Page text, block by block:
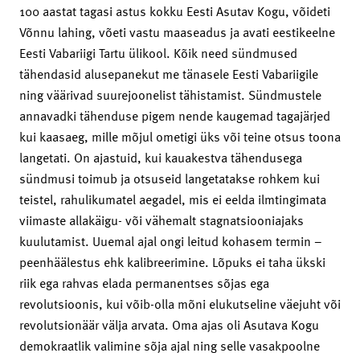
100 aastat tagasi astus kokku Eesti Asutav Kogu, võideti
Võnnu lahing, võeti vastu maaseadus ja avati eestikeelne
Eesti Vabariigi Tartu ülikool. Kõik need sündmused
tähendasid alusepanekut me tänasele Eesti Vabariigile
ning väärivad suurejoonelist tähistamist. Sündmustele
annavadki tähenduse pigem nende kaugemad tagajärjed
kui kaasaeg, mille mõjul ometigi üks või teine otsus toona
langetati. On ajastuid, kui kauakestva tähendusega
sündmusi toimub ja otsuseid langetatakse rohkem kui
teistel, rahulikumatel aegadel, mis ei eelda ilmtingimata
viimaste allakäigu- või vähemalt stagnatsiooniajaks
kuulutamist. Uuemal ajal ongi leitud kohasem termin –
peenhäälestus ehk kalibreerimine. Lõpuks ei taha ükski
riik ega rahvas elada permanentses sõjas ega
revolutsioonis, kui võib-olla mõni elukutseline väejuht või
revolutsionäär välja arvata. Oma ajas oli Asutava Kogu
demokraatlik valimine sõja ajal ning selle vasakpoolne